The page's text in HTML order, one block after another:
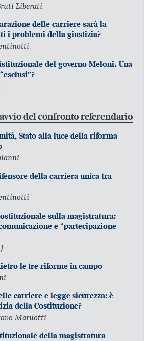
Liberati
delle carriere sarà la
i problemi della giustizia?
del governo Meloni. Una
del confronto referendario
Stato alla luce della riforma
della carriera unica tra
sulla magistratura:
e “partecipazione
le tre riforme in campo
carriere e legge sicurezza: è
della Costituzione?
Maruotti
della magistratura